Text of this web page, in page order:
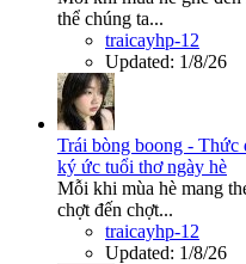
thể chúng ta...
traicayhp-12
Updated: 1/8/26
Trái bòng boong - Thức
ký ức tuổi thơ ngày hè
Mỗi khi mùa hè mang
chợt đến chợt...
traicayhp-12
Updated: 1/8/26